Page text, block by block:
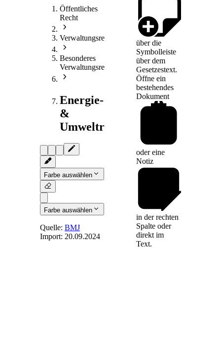
Öffentliches
Recht
Verwaltungsrecht
Besonderes
Verwaltungsrecht
Energie-
&
Umweltrecht
Farbe auswählen
Farbe auswählen
Quelle:BMJ
Import:20.09.2024
über die
Symbolleiste
über dem
Gesetzestext.
Öffne ein
bestehendes
Dokument
oder eine
Notiz
in der rechten
Spalte oder
direkt im
Text.